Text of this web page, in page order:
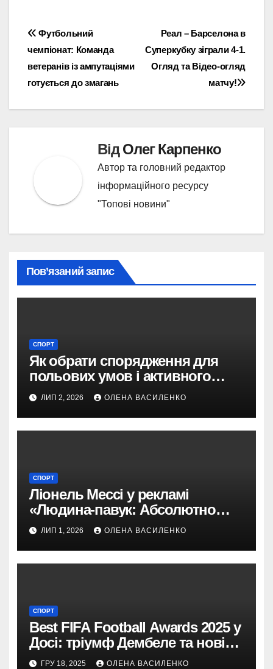
Навігація
записів
Реал – Барселона в
Суперкубку зіграли 4-1.
Огляд та Відео-огляд
матчу!
Футбольний
чемпіонат: Команда
ветеранів із ампутаціями
готується до змагань
ВідОлег Карпенко
Автор та головний редактор
інформаційного ресурсу
"Топові новини"
Пов’язаний запис
СПОРТ
Як обрати спорядження для
польових умов і активного
відпочинку
ЛИП 2, 2026 ОЛЕНА ВАСИЛЕНКО
СПОРТ
Ліонель Мессі у рекламі
«Людина-павук: Абсолютно
новий день»: навіщо Sony
запросила футбольну легенду
ЛИП 1, 2026 ОЛЕНА ВАСИЛЕНКО
СПОРТ
Best FIFA Football Awards 2025 у
Досі: тріумф Дембеле та нові
герої світового футболу
ГРУ 18, 2025 ОЛЕНА ВАСИЛЕНКО